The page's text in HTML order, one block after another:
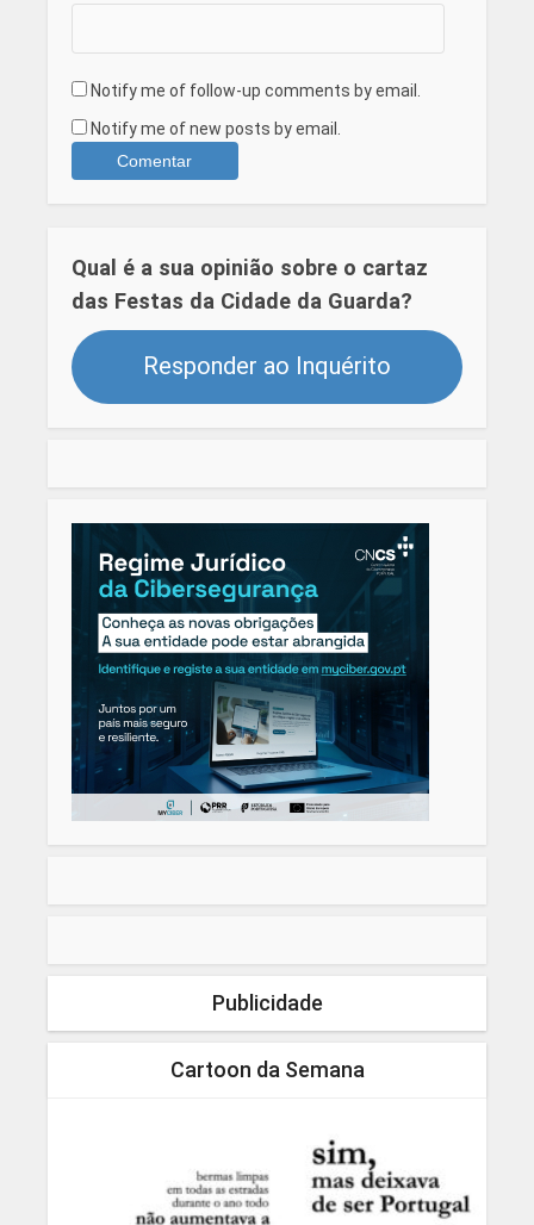
Notify me of follow-up comments by email.
Notify me of new posts by email.
Qual é a sua opinião sobre o cartaz
das Festas da Cidade da Guarda?
Responder ao Inquérito
Publicidade
Cartoon da Semana